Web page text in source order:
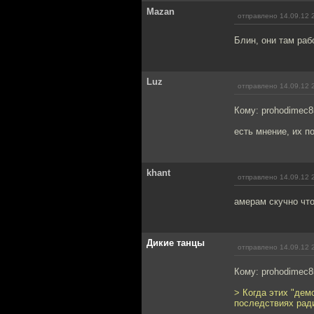
Mazan отправлено 14.09.12
Блин, они там
Luz отправлено 14.09.12
Кому:
есть мнение, их
khant отправлено 14.09.12
амерам скучно
Дикие танцы отправлено 14.09.12
Кому:
> Когда этих
последствиях